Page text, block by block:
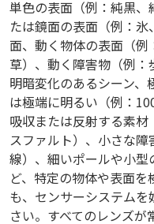
単色の表面（例：純黒
たは鏡面の表面（例：
面、動く物体の表面（
草）、動く障害物（例
明暗変化のあるシーン
は極端に明るい（例：
吸収または反射する素
スファルト）、小さな
線）、細いポールや小
ど、特定の物体や表面
も、センサーシステム
さい。すべてのレンズ